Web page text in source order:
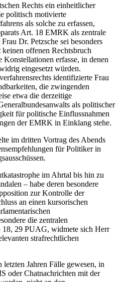
Rechts ein einheitlicher
politisch motivierte
als solche zu erfassen,
Art. 18 EMRK als zentrale
Dr. Petzsche sei besonders
keinen offenen Rechtsbruch
Konstellationen erfasse, in denen
eingesetzt würden.
identifizierte Frau
die zwingenden
etwa die derzeitige
als politischer
für politische Einflussnahmen
der EMRK in Einklang stehe.
im dritten Vortrag des Abends
für Politiker in
im Ahrtal bis hin zu
– habe deren besondere
zur Kontrolle der
an einen kursorischen
die zentralen
18, 29 PUAG, widmete sich Herr
strafrechtlichen
letzten Jahren Fälle gewesen, in
oder Chatnachrichten mit der